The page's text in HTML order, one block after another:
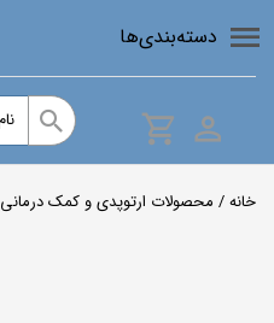
دسته‌بندی‌ها
خانه/ محصولات ارتوپدی و کمک درمانی